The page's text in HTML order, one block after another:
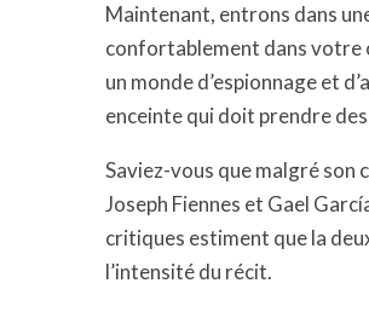
Maintenant, entrons dans
confortablement dans votre
un monde d’espionnage et
enceinte qui doit prendre
Saviez-vous que malgré son
Joseph Fiennes et Gael
critiques estiment que la
l’intensité du récit.